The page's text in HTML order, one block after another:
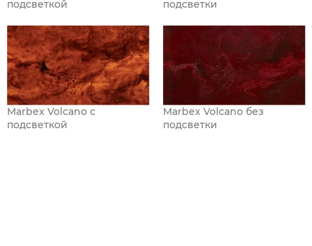
подсветкой подсветки
Marbex Volcano с
подсветкой
Marbex Volcano без
подсветки